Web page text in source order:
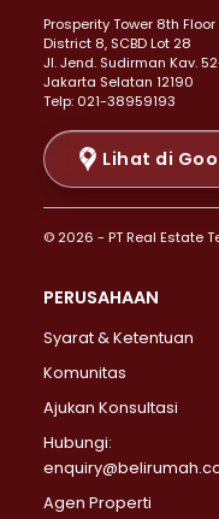
Properti Dijual di
Properti Dijual di
Properti Dijual di
Properti Dijual di Cikini >
Properti Dijual di
Properti Dijual di Pasar
Properti Dijual di
Properti Dijual di
Properti Dijual di Lebak
Properti Dijual di
Properti Dijual di
Properti Dijual di
Properti Dijual di
Properti Dijual di
Prosperity Tower 8th Floor
District 8, SCBD Lot 28
JI. Jend. Sudirman Kav.
Jakarta Selatan 12190
Telp: 021-38959193
Lihat di
© 2026 - PT Real Estate
PERUSAHAAN
Syarat & Ketentuan
Komunitas
Ajukan Konsultasi
Hubungi:
Agen Properti